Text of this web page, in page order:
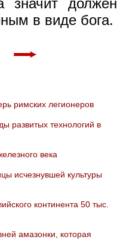
значит должен
в виде бога.
римских легионеров
развитых технологий в
века
исчезнувшей культуры
континента 50 тыс.
амазонки, которая